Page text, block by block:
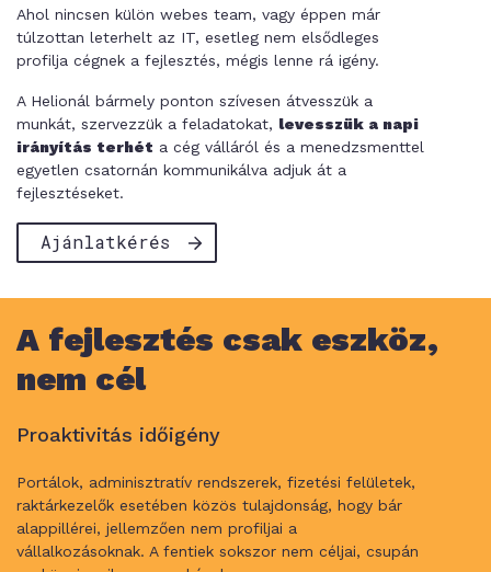
Ahol nincsen külön webes team, vagy éppen már
túlzottan leterhelt az IT, esetleg nem elsődleges
profilja cégnek a fejlesztés, mégis lenne rá igény.
A Helionál bármely ponton szívesen átvesszük a
munkát, szervezzük a feladatokat, levesszük a napi
irányítás terhét a cég válláról és a menedzsmenttel
egyetlen csatornán kommunikálva adjuk át a
fejlesztéseket.
Ajánlatkérés
A fejlesztés csak eszköz,
nem cél
Proaktivitás időigény
Portálok, adminisztratív rendszerek, fizetési felületek,
raktárkezelők esetében közös tulajdonság, hogy bár
alappillérei, jellemzően nem profiljai a
vállalkozásoknak. A fentiek sokszor nem céljai, csupán